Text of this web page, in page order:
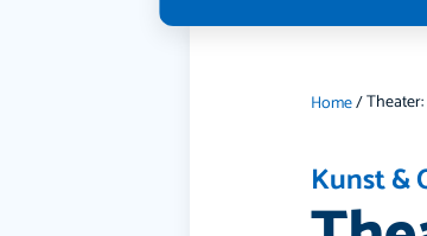
Home/
Kunst &